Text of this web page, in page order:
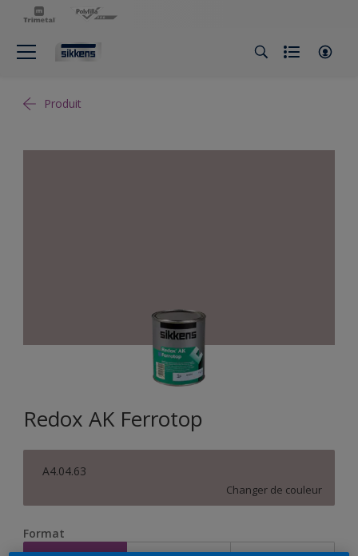
Produit
Redox AK Ferrotop
A4.04.63
Changer de couleur
Format